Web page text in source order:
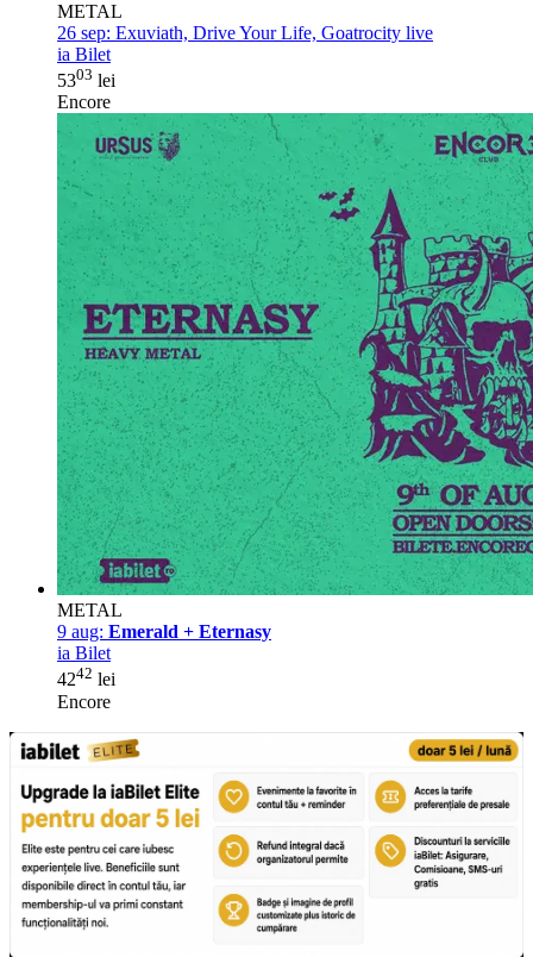
METAL
26 sep: Exuviath, Drive Your Life, Goatrocity live
ia Bilet
5303 lei
Encore
METAL
9 aug: Emerald + Eternasy
ia Bilet
4242 lei
Encore